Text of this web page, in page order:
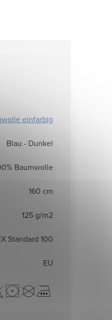
einfarbig
Blau - Dunkel
Baumwolle
160 cm
125 g/m2
Standard 100
EU